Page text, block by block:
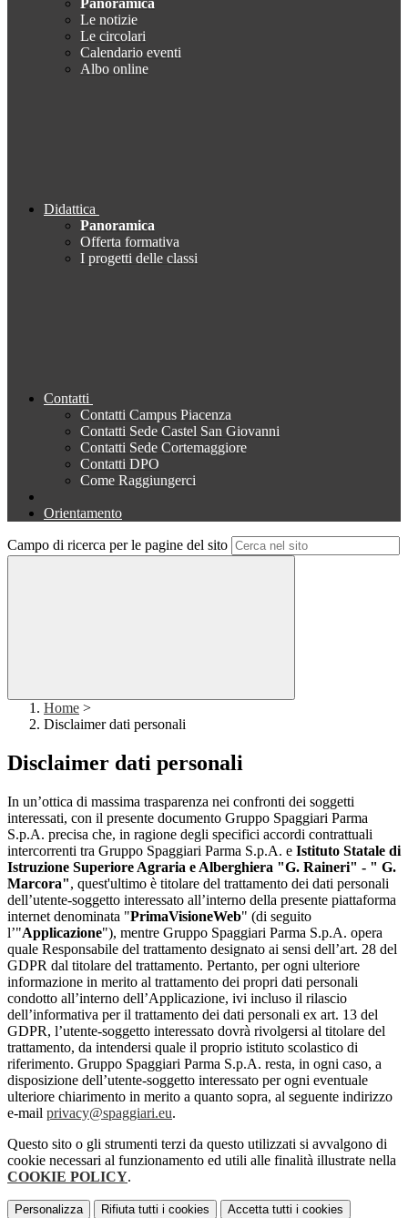
Panoramica
Le notizie
Le circolari
Calendario eventi
Albo online
Didattica
Panoramica
Offerta formativa
I progetti delle classi
Contatti
Contatti Campus Piacenza
Contatti Sede Castel San Giovanni
Contatti Sede Cortemaggiore
Contatti DPO
Come Raggiungerci
Orientamento
Campo di ricerca per le pagine del sito
Home >
Disclaimer dati personali
Disclaimer dati personali
In un’ottica di massima trasparenza nei confronti dei soggetti
interessati, con il presente documento Gruppo Spaggiari Parma
S.p.A. precisa che, in ragione degli specifici accordi contrattuali
intercorrenti tra Gruppo Spaggiari Parma S.p.A. e Istituto Statale di
Istruzione Superiore Agraria e Alberghiera "G. Raineri" - " G.
Marcora", quest'ultimo è titolare del trattamento dei dati personali
dell’utente-soggetto interessato all’interno della presente piattaforma
internet denominata "PrimaVisioneWeb" (di seguito
l’"Applicazione"), mentre Gruppo Spaggiari Parma S.p.A. opera
quale Responsabile del trattamento designato ai sensi dell’art. 28 del
GDPR dal titolare del trattamento. Pertanto, per ogni ulteriore
informazione in merito al trattamento dei propri dati personali
condotto all’interno dell’Applicazione, ivi incluso il rilascio
dell’informativa per il trattamento dei dati personali ex art. 13 del
GDPR, l’utente-soggetto interessato dovrà rivolgersi al titolare del
trattamento, da intendersi quale il proprio istituto scolastico di
riferimento. Gruppo Spaggiari Parma S.p.A. resta, in ogni caso, a
disposizione dell’utente-soggetto interessato per ogni eventuale
ulteriore chiarimento in merito a quanto sopra, al seguente indirizzo
e-mail privacy@spaggiari.eu.
Questo sito o gli strumenti terzi da questo utilizzati si avvalgono di
cookie necessari al funzionamento ed utili alle finalità illustrate nella
COOKIE POLICY.
Personalizza Rifiuta tutti i cookies Accetta tutti i cookies